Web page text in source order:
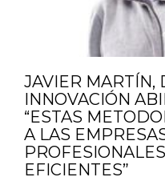
JAVIER MARTÍN,
INNOVACIÓN
“ESTAS
A LAS
EFICIENTES”